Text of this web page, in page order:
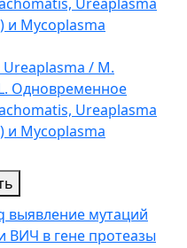
/ M.
Одновременное
Ureaplasma
и Mycoplasma